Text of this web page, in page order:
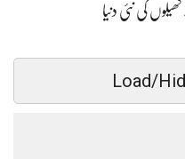
کھیلوں کی نئی دنیا
Load/